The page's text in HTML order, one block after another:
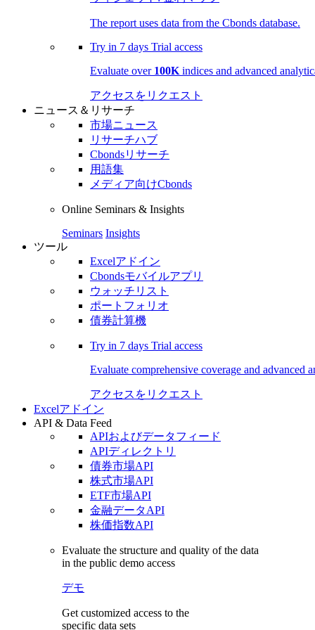
The report uses data from the Cbonds database.
Try in 7 days Trial access
Evaluate over 100K indices and advanced
アクセスをリクエスト
ニュース＆リサーチ
市場ニュース
リサーチハブ
Cbondsリサーチ
用語集
メディア向けCbonds
Online Seminars & Insights
Seminars Insights
ツール
Excelアドイン
Cbondsモバイルアプリ
ウォッチリスト
ポートフォリオ
債券計算機
Try in 7 days Trial access
Evaluate comprehensive coverage and advanced
アクセスをリクエスト
Excelアドイン
API & Data Feed
APIおよびデータフィード
APIディレクトリ
債券市場API
株式市場API
ETF市場API
金融データAPI
株価指数API
Evaluate the structure and quality of the data
in the public demo access
デモ
Get customized access to the
specific data sets